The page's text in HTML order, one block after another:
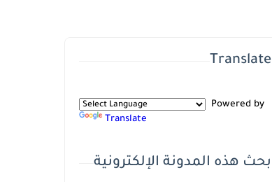
Translate
Powered by
Translate
بحث هذه المدونة الإلكترونية